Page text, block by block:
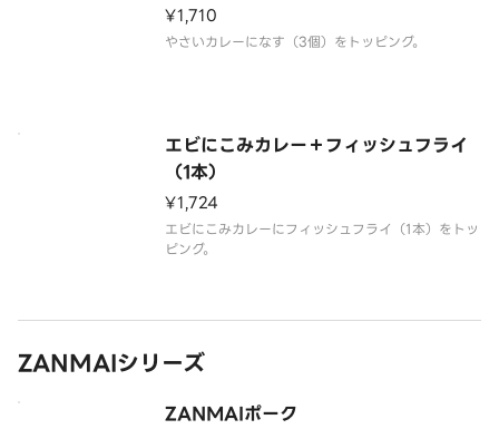
¥1,710
やさいカレーになす（3個）をトッピング。
エビにこみカレー＋フィッシュフライ
（1本）
¥1,724
エビにこみカレーにフィッシュフライ（1本）をトッ
ピング。
ZANMAIシリーズ
ZANMAIポーク